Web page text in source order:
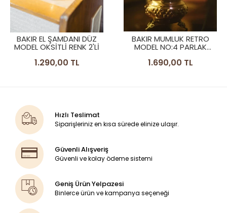
BAKIR EL ŞAMDANI DÜZ
MODEL OKSİTLİ RENK 2'Lİ
1.290,00 TL
BAKIR MUMLUK RETRO
MODEL NO:4 PARLAK
1.690,00 TL
Hızlı Teslimat
Siparişleriniz en kısa sürede elinize ulaşır.
Güvenli Alışveriş
Güvenli ve kolay ödeme sistemi
Geniş Ürün Yelpazesi
Binlerce ürün ve kampanya seçeneği